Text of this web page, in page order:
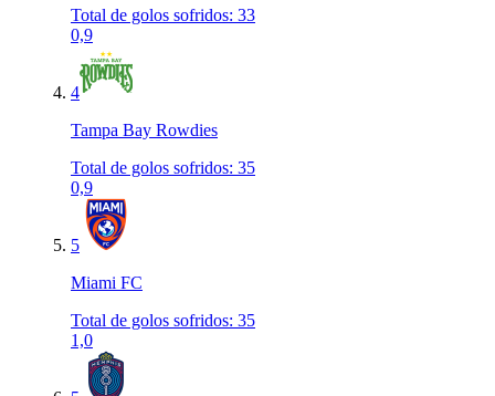
Total de golos sofridos: 33
0,9
4
Tampa Bay Rowdies
Total de golos sofridos: 35
0,9
5
Miami FC
Total de golos sofridos: 35
1,0